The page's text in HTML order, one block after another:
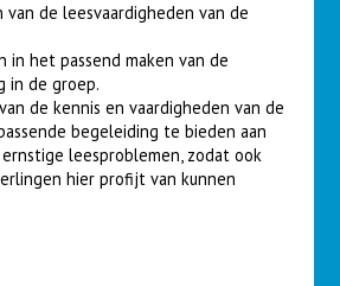
de leesvaardigheden van de
in het passend maken van de
in de groep.
de kennis en vaardigheden van de
begeleiding te bieden aan
leesproblemen, zodat ook
hier profijt van kunnen